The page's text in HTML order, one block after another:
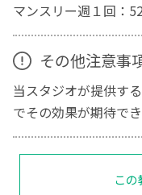
マンスリー週１回：
その他注意事
当スタジオが提供す
でその効果が期待で
こ